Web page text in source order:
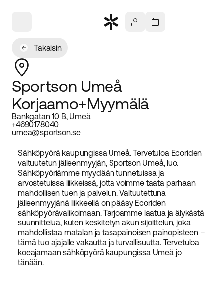
Takaisin
Sportson Umeå
Korjaamo+Myymälä
Bankgatan 10 B, Umeå
+4690178040
umea@sportson.se
Sähköpyörä kaupungissa Umeå. Tervetuloa Ecoriden
valtuutetun jälleenmyyjän, Sportson Umeå, luo.
Sähköpyöriämme myydään tunnetuissa ja
arvostetuissa liikkeissä, jotta voimme taata parhaan
mahdollisen tuen ja palvelun. Valtuutettuna
jälleenmyyjänä liikkeellä on pääsy Ecoriden
sähköpyörävalikoimaan. Tarjoamme laatua ja älykästä
suunnittelua, kuten keskitetyn akun sijoittelun, joka
mahdollistaa matalan ja tasapainoisen painopisteen –
tämä tuo ajajalle vakautta ja turvallisuutta. Tervetuloa
koeajamaan sähköpyörä kaupungissa Umeå jo
tänään.